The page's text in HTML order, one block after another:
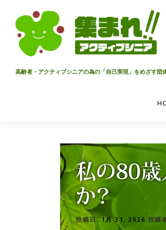
プ
高齢者・アクティブシニアの為の「自己実現」をめざす団
私の80歳
か？
投稿日:1月 31, 2026 投稿